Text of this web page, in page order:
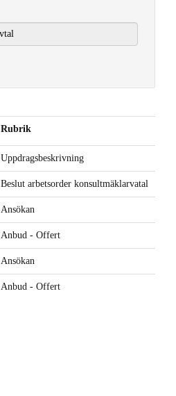
Rubrik
Uppdragsbeskrivning
Beslut arbetsorder konsultmäklarvatal
Ansökan
Anbud - Offert
Ansökan
Anbud - Offert